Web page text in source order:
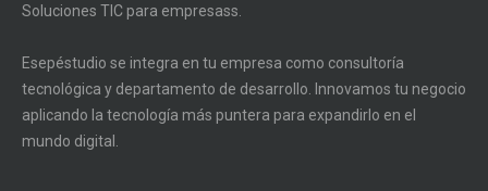
Soluciones TIC para empresass.
Esepéstudio se integra en tu empresa como consultoría
tecnológica y departamento de desarrollo. Innovamos tu negocio
aplicando la tecnología más puntera para expandirlo en el
mundo digital.